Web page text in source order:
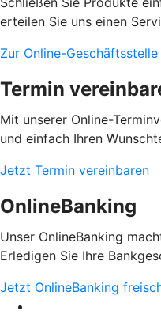
erteilen Sie uns einen
Zur Online-Geschäftsstelle
Termin
Mit unserer Online-
und einfach Ihren
Jetzt Termin vereinbaren
OnlineBanking
Unser OnlineBanking
Erledigen Sie Ihre
Jetzt OnlineBanking